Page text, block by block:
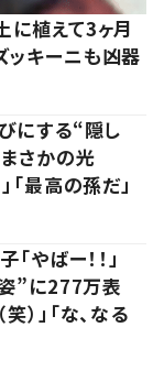
に植えて3ヶ月
ッキーニも凶器
にする“隠し
さかの光
最高の孫だ」
やばー！！」
”に277万表
）」「な、なる